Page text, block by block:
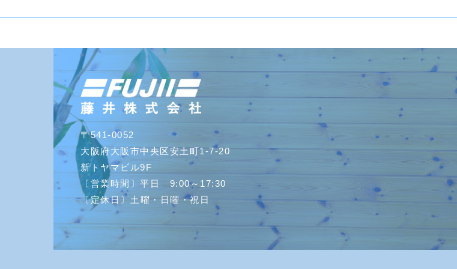
〒541-0052
大阪府大阪市中央区安土町1-7-20
新トヤマビル9F
〔営業時間〕 平日 9:00～17:30
〔定休日〕土曜・日曜・祝日